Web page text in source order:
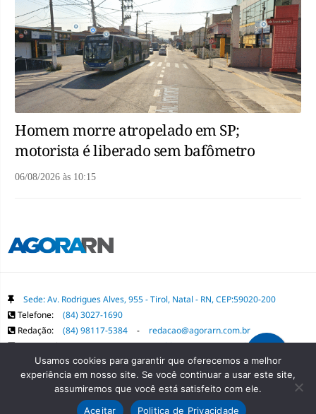
Homem morre atropelado em SP;
motorista é liberado sem bafômetro
06/08/2026 às 10:15
Sede: Av. Rodrigues Alves, 955 - Tirol, Natal - RN, CEP:59020-200
Telefone:
(84) 3027-1690
Redação:
(84) 98117-5384 -
redacao@agorarn.com.br
Comercial: (84) 98117-1718 - publica@agorarn.com.br
Copyright Grupo Agora RN. Todos os direitos reservados. É proibida a
reprodução do conteúdo desta página em qualquer meio de comunicação,
Usamos cookies para garantir que oferecemos a melhor
experiência em nosso site. Se você continuar a usar este site,
assumiremos que você está satisfeito com ele.
Aceitar
Politica de Privacidade